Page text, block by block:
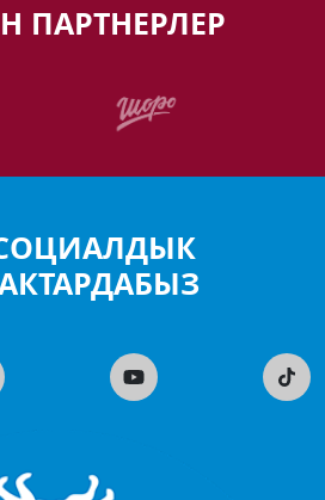
ПАРТНЕРЛЕР